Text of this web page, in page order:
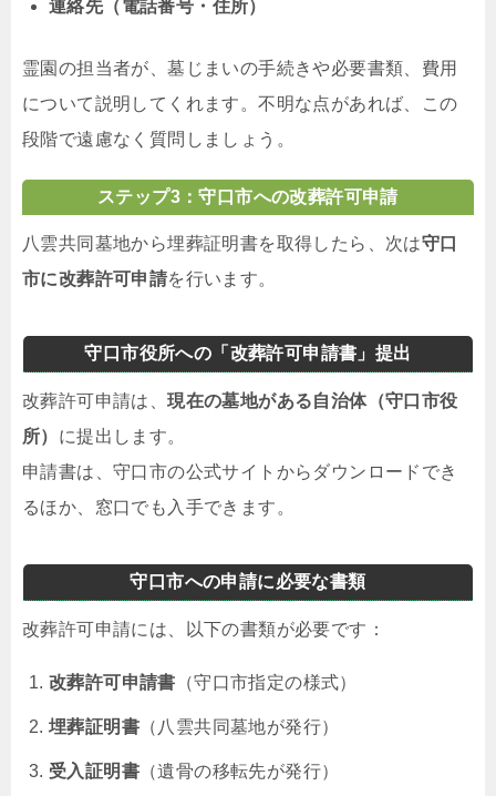
連絡先（電話番号・住所）
霊園の担当者が、墓じまいの手続きや必要書類、費用
について説明してくれます。不明な点があれば、この
段階で遠慮なく質問しましょう。
ステップ3：守口市への改葬許可申請
八雲共同墓地から埋葬証明書を取得したら、次は守口
市に改葬許可申請を行います。
守口市役所への「改葬許可申請書」提出
改葬許可申請は、現在の墓地がある自治体（守口市役
所） に提出します。
申請書は、守口市の公式サイトからダウンロードでき
るほか、窓口でも入手できます。
守口市への申請に必要な書類
改葬許可申請には、以下の書類が必要です：
改葬許可申請書 （守口市指定の様式）
埋葬証明書 （八雲共同墓地が発行）
受入証明書 （遺骨の移転先が発行）